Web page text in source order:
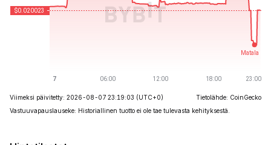
Viimeksi päivitetty: 2026-08-07 23:19:03 (UTC+0)
Tietolähde: CoinGecko
Vastuuvapauslauseke: Historiallinen tuotto ei ole tae tulevasta kehityksestä.